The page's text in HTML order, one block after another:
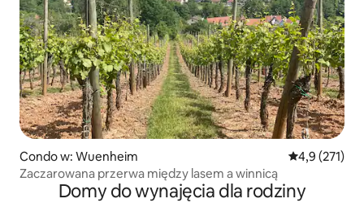
Condo w: Wuenheim Średnia
4,9 (271)
Zaczarowana przerwa między lasem a winnicą
Domy do wynajęcia dla rodziny